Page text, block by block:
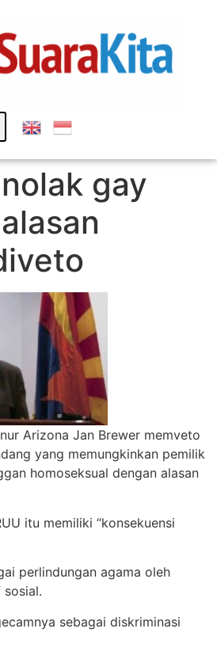
gay
Arizona Jan Brewer memveto
yang memungkinkan pemilik
homoseksual dengan alasan
itu memiliki “konsekuensi
perlindungan agama oleh
sebagai diskriminasi